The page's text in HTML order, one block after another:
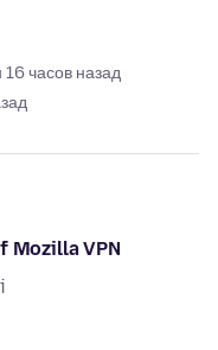
16 часов назад
Mozilla VPN